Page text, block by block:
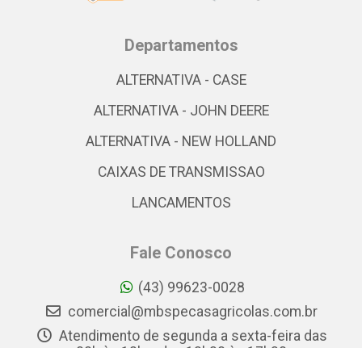
Departamentos
ALTERNATIVA - CASE
ALTERNATIVA - JOHN DEERE
ALTERNATIVA - NEW HOLLAND
CAIXAS DE TRANSMISSAO
LANCAMENTOS
Fale Conosco
(43) 99623-0028
comercial@mbspecasagricolas.com.br
Atendimento de segunda a sexta-feira das